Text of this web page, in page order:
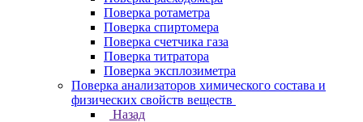
Поверка ротаметра
Поверка спиртомера
Поверка счетчика газа
Поверка титратора
Поверка эксплозиметра
Поверка анализаторов химического состава и
физических свойств веществ
Назад